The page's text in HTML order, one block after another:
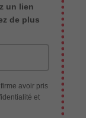
un lien
de plus
avoir pris
et